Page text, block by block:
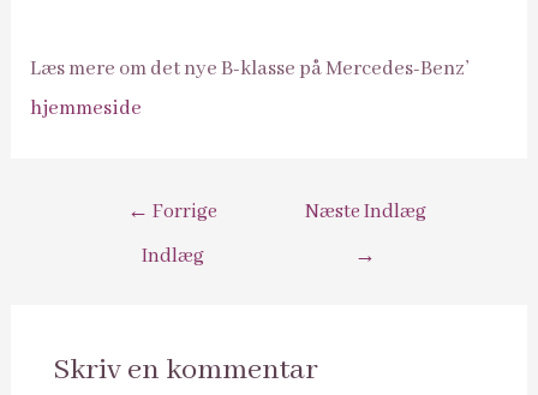
Læs mere om det nye B-klasse på Mercedes-Benz’
hjemmeside
Indlægsnavigation
← Forrige
Indlæg
Næste Indlæg
→
Skriv en kommentar